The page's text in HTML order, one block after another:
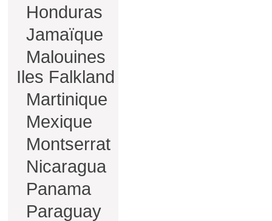
Honduras
Jamaïque
Malouines
Iles Falkland
Martinique
Mexique
Montserrat
Nicaragua
Panama
Paraguay